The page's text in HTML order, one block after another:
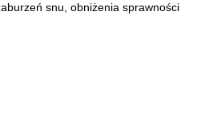
snu, obniżenia sprawności